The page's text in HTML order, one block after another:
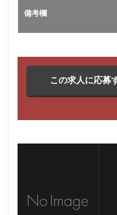
備考欄
この求人に応募